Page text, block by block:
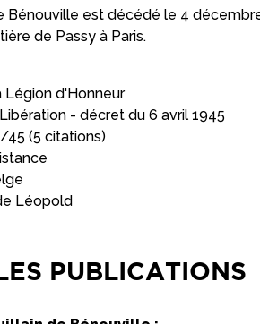
Bénouville est décédé le 4
de Passy à Paris.
Légion d'Honneur
- décret du 6 avril 1945
45 (5 citations)
Léopold
PUBLICATIONS